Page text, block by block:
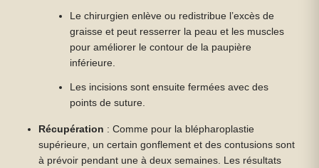
Le chirurgien enlève ou redistribue l’excès de
graisse et peut resserrer la peau et les muscles
pour améliorer le contour de la paupière
inférieure.
Les incisions sont ensuite fermées avec des
points de suture.
Récupération : Comme pour la blépharoplastie
supérieure, un certain gonflement et des contusions sont
à prévoir pendant une à deux semaines. Les résultats